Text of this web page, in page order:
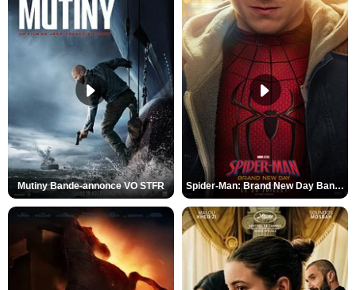
Mutiny Bande-annonce VO STFR Spider-Man: Brand New Day Bande-annonce VO STFR